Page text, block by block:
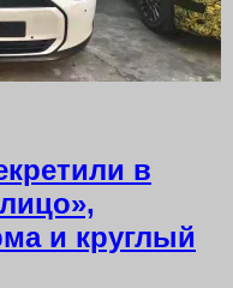
в
и круглый